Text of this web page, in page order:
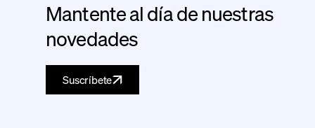
Mantente al día de nuestras
novedades
Suscríbete